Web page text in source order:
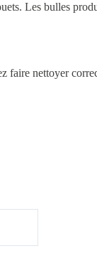
Les bulles
faire nettoyer